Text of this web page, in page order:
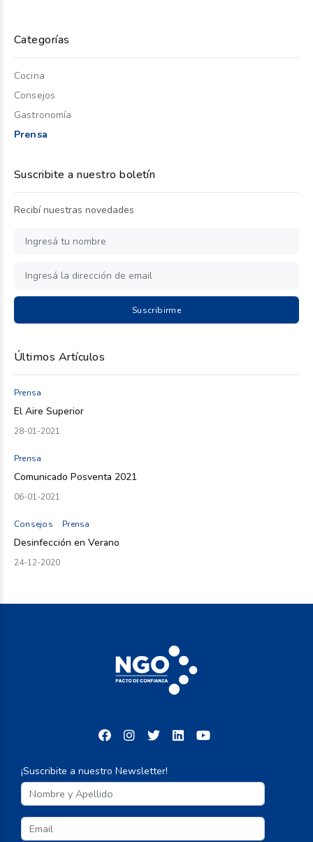
Categorías
Cocina
Consejos
Gastronomía
Prensa
Suscribite a nuestro boletín
Recibí nuestras novedades
Suscribirme
Últimos Artículos
Prensa
El Aire Superior
28-01-2021
Prensa
Comunicado Posventa 2021
06-01-2021
Consejos Prensa
Desinfección en Verano
24-12-2020
¡Suscribite a nuestro Newsletter!